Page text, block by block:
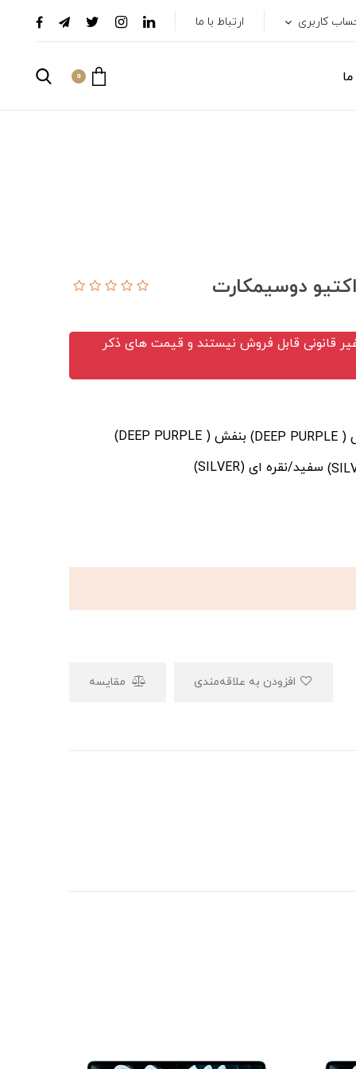
کاربری ارتباط با ما
ما 0
قانونی قابل فروش نیستند و قیمت های ذکر
بنفش ( DEEP PURPLE)
سفید/نقره ای (SILVER)
مقایسه